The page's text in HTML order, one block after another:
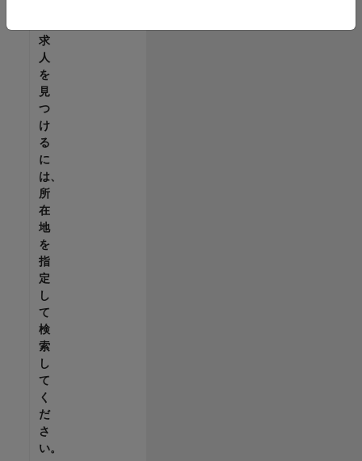
求
人
を
見
つ
け
る
に
は、
所
在
地
を
指
定
し
て
検
索
し
て
く
だ
さ
い。